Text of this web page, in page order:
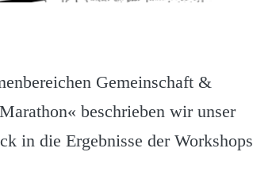
Gemeinschaft &
beschrieben wir unser
in die Ergebnisse der Workshops